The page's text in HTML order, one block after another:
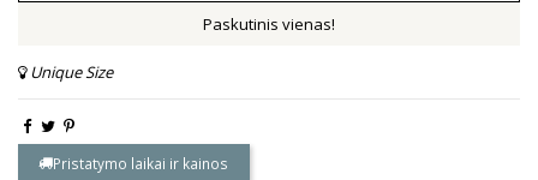
Paskutinis vienas!
Unique Size
Pristatymo laikai ir kainos